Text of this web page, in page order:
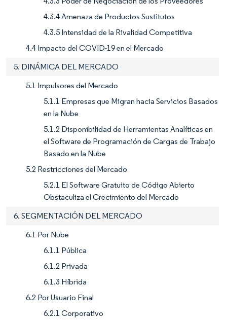
4.3.4 Amenaza de Productos Sustitutos
4.3.5 Intensidad de la Rivalidad Competitiva
4.4 Impacto del COVID-19 en el Mercado
5. DINÁMICA DEL MERCADO
5.1 Impulsores del Mercado
5.1.1 Empresas que Migran hacia Servicios Basados
en la Nube
5.1.2 Disponibilidad de Herramientas Analíticas en
el Software de Programación de Cargas de Trabajo
Basado en la Nube
5.2 Restricciones del Mercado
5.2.1 El Software Gratuito de Código Abierto
Obstaculiza el Crecimiento del Mercado
6. SEGMENTACIÓN DEL MERCADO
6.1 Por Nube
6.1.1 Pública
6.1.2 Privada
6.1.3 Híbrida
6.2 Por Usuario Final
6.2.1 Corporativo